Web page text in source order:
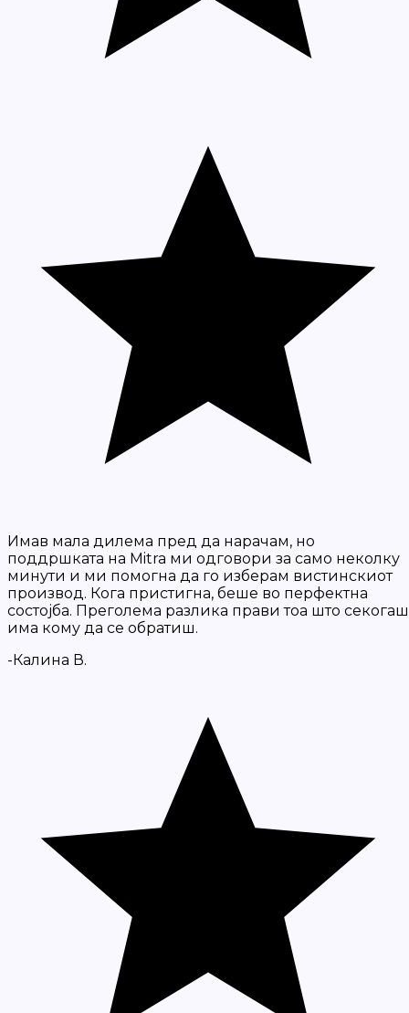
Имав мала дилема пред да нарачам, но
поддршката на Mitra ми одговори за само неколку
минути и ми помогна да го изберам вистинскиот
производ. Кога пристигна, беше во перфектна
состојба. Преголема разлика прави тоа што секогаш
има кому да се обратиш.
-Калина В.